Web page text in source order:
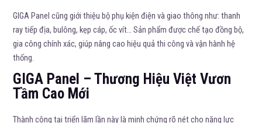
GIGA Panel cũng giới thiệu bộ phụ kiện điện và giao thông như: thanh
ray tiếp địa, bulông, kẹp cáp, ốc vít… Sản phẩm được chế tạo đồng bộ,
gia công chính xác, giúp nâng cao hiệu quả thi công và vận hành hệ
thống.
GIGA Panel – Thương Hiệu Việt Vươn
Tầm Cao Mới
Thành công tại triển lãm lần này là minh chứng rõ nét cho năng lực